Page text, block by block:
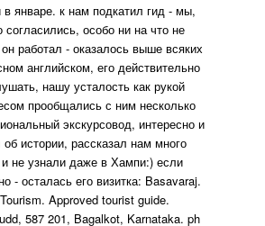
январе. к нам подкатил гид - мы,
особо ни на что не
работал - оказалось выше всяких
английском, его действительно
нашу усталость как рукой
прообщались с ним несколько
экскурсовод, интересно и
об истории, рассказал нам много
и не узнали даже в Хампи:) если
- осталась его визитка: Basavaraj.
Approved tourist guide.
587 201, Bagalkot, Karnataka. ph